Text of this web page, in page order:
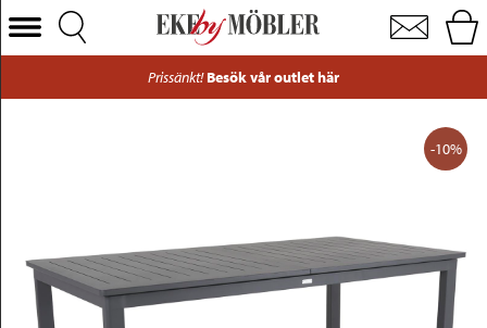
Lomma utebord aluminium grå 194-312x100 cm
Välj Kategori
Förvaring
Inredning
Prissänkt! Besök vår outlet här
-10%